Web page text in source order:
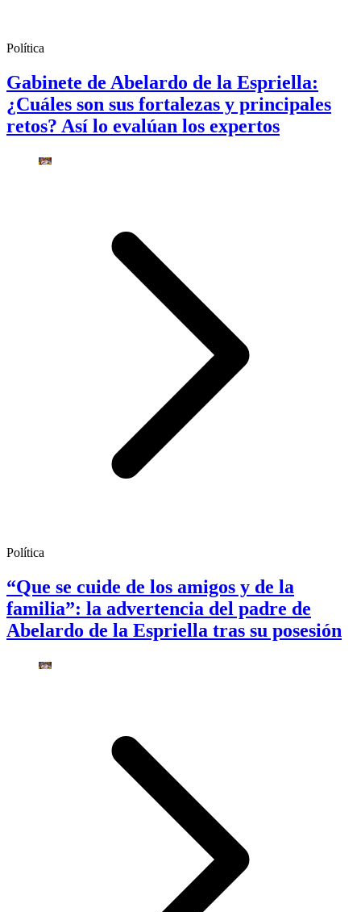
Política
Gabinete de Abelardo de la Espriella:
¿Cuáles son sus fortalezas y principales
retos? Así lo evalúan los expertos
Política
“Que se cuide de los amigos y de la
familia”: la advertencia del padre de
Abelardo de la Espriella tras su posesión